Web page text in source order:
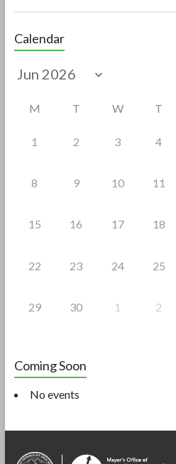
e
b
o
Calendar
M T W T
1 2 3 4
8 9 10 11
15 16 17 18
22 23 24 25
29 30 1 2
Coming Soon
No events